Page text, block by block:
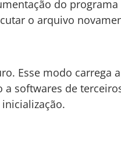
do programa
o arquivo
Esse modo carrega
softwares de